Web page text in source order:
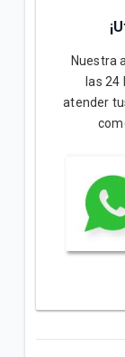
Nuestra
las
atender